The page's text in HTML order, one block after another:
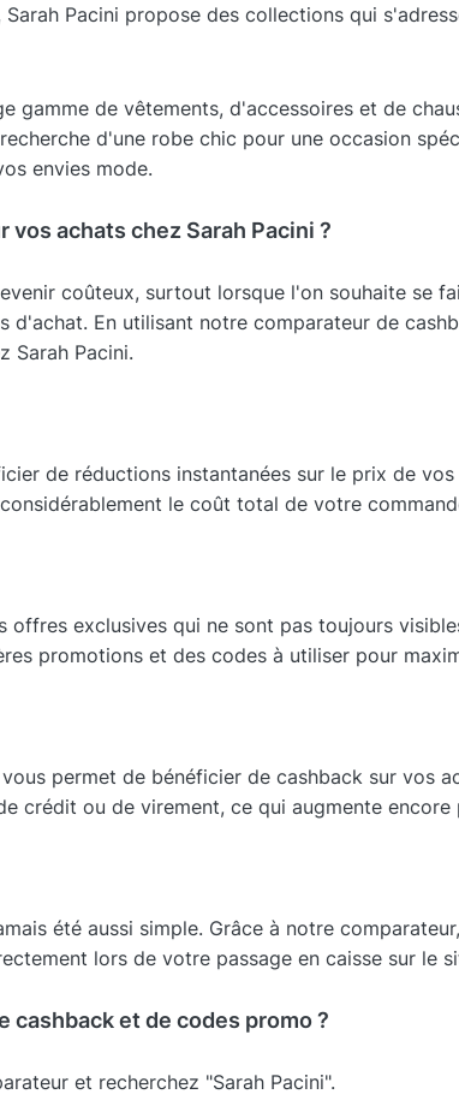
Pacini propose des collections qui
gamme de vêtements, d'accessoires et de
d'une robe chic pour une occasion
envies mode.
achats chez Sarah Pacini ?
coûteux, surtout lorsque l'on souhaite se
d'achat. En utilisant notre comparateur de
Sarah Pacini.
de réductions instantanées sur le prix de
le coût total de votre
exclusives qui ne sont pas toujours
promotions et des codes à utiliser pour
permet de bénéficier de cashback sur vos
crédit ou de virement, ce qui augmente encore
été aussi simple. Grâce à notre
lors de votre passage en caisse sur le
et de codes promo ?
et recherchez "Sarah Pacini".